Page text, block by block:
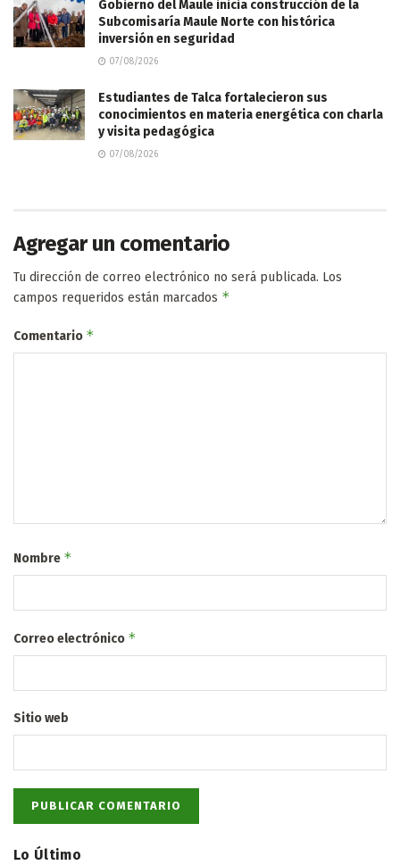
Gobierno del Maule inicia construcción de la
Subcomisaría Maule Norte con histórica
inversión en seguridad
07/08/2026
Estudiantes de Talca fortalecieron sus
conocimientos en materia energética con charla
y visita pedagógica
07/08/2026
Agregar un comentario
Tu dirección de correo electrónico no será publicada. Los
campos requeridos están marcados *
Comentario *
Nombre *
Correo electrónico *
Sitio web
Lo Último